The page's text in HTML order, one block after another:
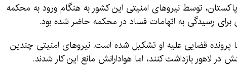
توسط نیروهای امنیتی این کشور به هنگام ورود به محکمه
برای رسیدگی به اتهامات فساد در محکمه حاضر شده بود.
پرونده قضایی علیه او تشکیل شده است. نیروهای امنیتی چندین
در لاهور بازداشت کنند، اما هوادارانش مانع این کار شدند.